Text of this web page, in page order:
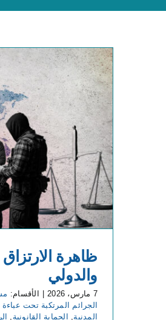
ظاهرة
والدولي
7 مارس، 2026 الأقسام:
الجرائم المرتكبة تحت عباءة
المدنية, الحماية القانونية ,